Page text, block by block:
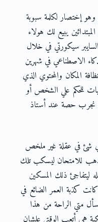
وهو إختصار لكلمة سبوبة
يبيع لك هولاء
سيكورتي في خلال
الاصطناعي في شهرين
المكان والمحتوي الذي
للحكم علي الشخص أو
نجرب حصة عند أستاذ
شئ في عقلة غير ملخص
للامتحان ليسكب تلك
ليتفاجئ ذلك المسكين
كذبة العمر الضائع في
متي الراحة من هذا